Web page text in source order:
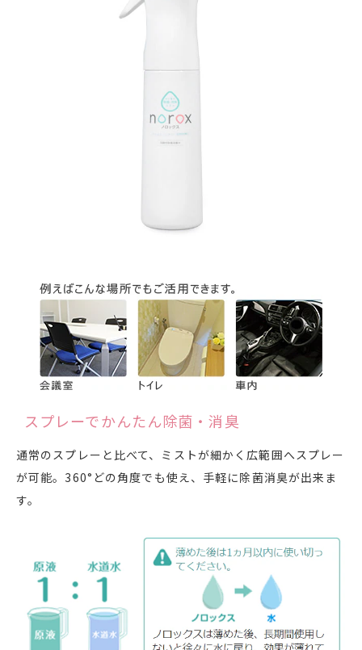
スプレーでかんたん除菌・消臭
通常のスプレーと比べて、ミストが細かく広範囲へスプレー
が可能。360°どの角度でも使え、手軽に除菌消臭が出来ま
す。